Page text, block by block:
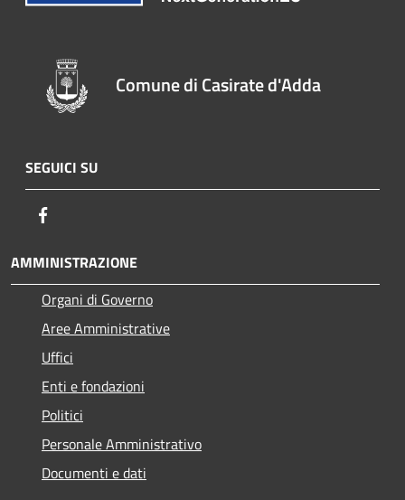
Comune di Casirate d'Adda
SEGUICI SU
AMMINISTRAZIONE
Organi di Governo
Aree Amministrative
Uffici
Enti e fondazioni
Politici
Personale Amministrativo
Documenti e dati